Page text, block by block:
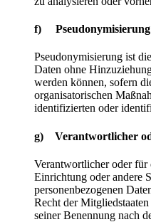
f) Pseudonymisierung
Pseudonymisierung ist
Daten ohne
werden können, sofern
organisatorischen
identifizierten oder
g) Verantwortlicher
Verantwortlicher oder für
Einrichtung oder andere
personenbezogenen
Recht der
seiner Benennung nach